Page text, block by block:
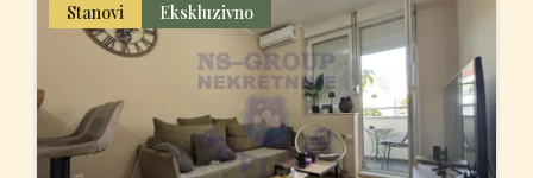
Stanovi Ekskluzivno